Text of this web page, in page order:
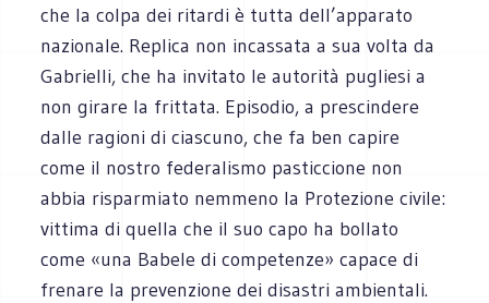
che la colpa dei ritardi è tutta dell’apparato
nazionale. Replica non incassata a sua volta da
Gabrielli, che ha invitato le autorità pugliesi a
non girare la frittata. Episodio, a prescindere
dalle ragioni di ciascuno, che fa ben capire
come il nostro federalismo pasticcione non
abbia risparmiato nemmeno la Protezione civile:
vittima di quella che il suo capo ha bollato
come «una Babele di competenze» capace di
frenare la prevenzione dei disastri ambientali.